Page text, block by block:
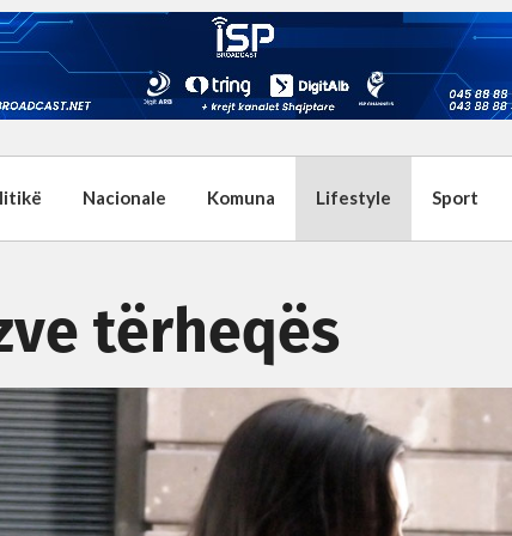
Nacionale Komuna Lifestyle Sport
tërheqës